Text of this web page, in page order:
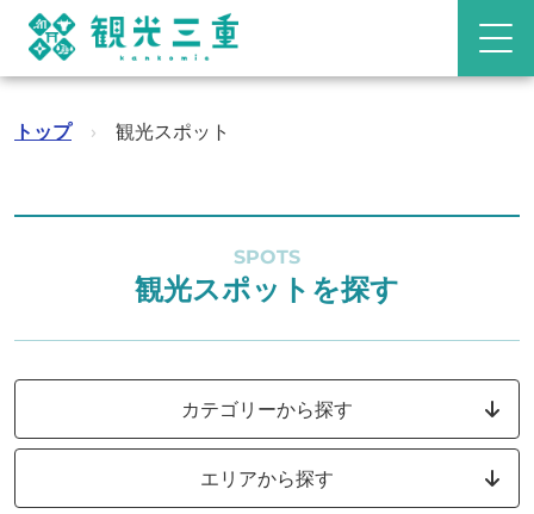
トップ › 観光スポット
SPOTS
観光スポットを探す
カテゴリーから探す
エリアから探す